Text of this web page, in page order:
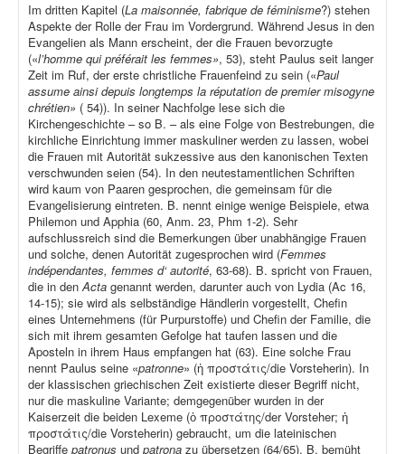
Im dritten Kapitel (La maisonnée, fabrique de féminisme?) stehen
Aspekte der Rolle der Frau im Vordergrund. Während Jesus in den
Evangelien als Mann erscheint, der die Frauen bevorzugte
(«l’homme qui préférait les femmes», 53), steht Paulus seit langer
Zeit im Ruf, der erste christliche Frauenfeind zu sein («Paul
assume ainsi depuis longtemps la réputation de premier misogyne
chrétien» ( 54)). In seiner Nachfolge lese sich die
Kirchengeschichte – so B. – als eine Folge von Bestrebungen, die
kirchliche Einrichtung immer maskuliner werden zu lassen, wobei
die Frauen mit Autorität sukzessive aus den kanonischen Texten
verschwunden seien (54). In den neutestamentlichen Schriften
wird kaum von Paaren gesprochen, die gemeinsam für die
Evangelisierung eintreten. B. nennt einige wenige Beispiele, etwa
Philemon und Apphia (60, Anm. 23, Phm 1-2). Sehr
aufschlussreich sind die Bemerkungen über unabhängige Frauen
und solche, denen Autorität zugesprochen wird (Femmes
indépendantes, femmes d‘ autorité, 63-68). B. spricht von Frauen,
die in denActa genannt werden, darunter auch von Lydia (Ac 16,
14-15); sie wird als selbständige Händlerin vorgestellt, Chefin
eines Unternehmens (für Purpurstoffe) und Chefin der Familie, die
sich mit ihrem gesamten Gefolge hat taufen lassen und die
Aposteln in ihrem Haus empfangen hat (63). Eine solche Frau
nennt Paulus seine «patronne» (ἡ προστάτις/die Vorsteherin). In
der klassischen griechischen Zeit existierte dieser Begriff nicht,
nur die maskuline Variante; demgegenüber wurden in der
Kaiserzeit die beiden Lexeme (ὁ προστάτης/der Vorsteher; ἡ
προστάτις/die Vorsteherin) gebraucht, um die lateinischen
Begriffe patronus und patrona zu übersetzen (64/65). B. bemüht